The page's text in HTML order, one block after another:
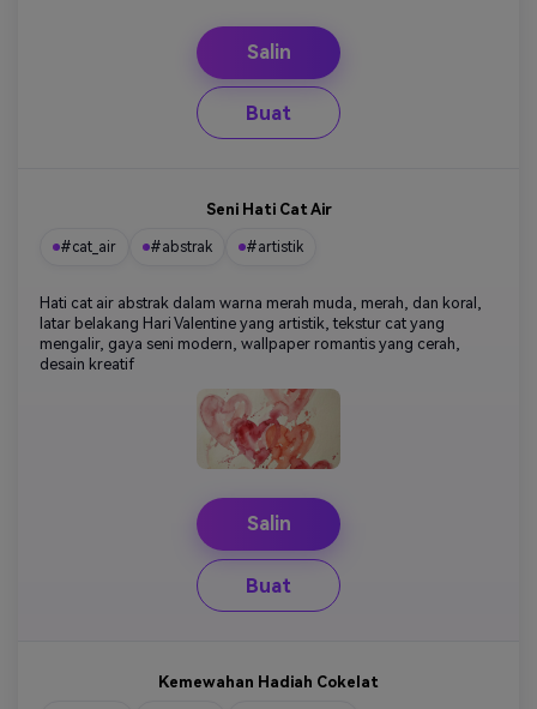
Salin
Buat
Seni Hati Cat Air
#cat_air #abstrak #artistik
Hati cat air abstrak dalam warna merah muda, merah, dan koral,
latar belakang Hari Valentine yang artistik, tekstur cat yang
mengalir, gaya seni modern, wallpaper romantis yang cerah,
desain kreatif
Salin
Buat
Kemewahan Hadiah Cokelat